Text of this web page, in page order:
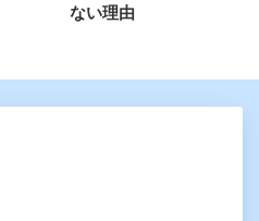
ない理由